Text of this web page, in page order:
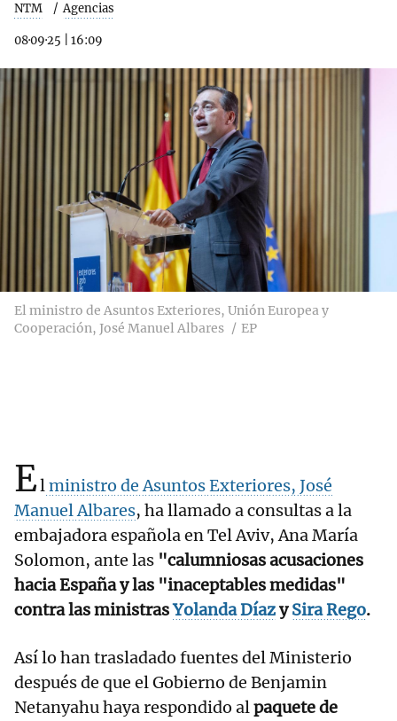
NTM Agencias
08·09·25 16:09
El ministro de Asuntos Exteriores, Unión Europea y
Cooperación, José Manuel Albares
EP
Elministro de Asuntos Exteriores, José
Manuel Albares, ha llamado a consultas a la
embajadora española en Tel Aviv, Ana María
Solomon, ante las "calumniosas acusaciones
hacia España y las "inaceptables medidas"
contra las ministrasYolanda DíazySira Rego.
Así lo han trasladado fuentes del Ministerio
después de que el Gobierno de Benjamin
Netanyahu haya respondido alpaquete de